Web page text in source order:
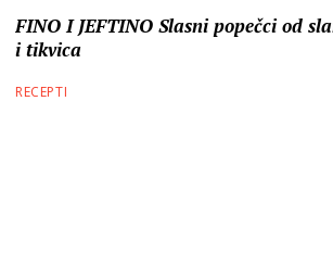
FINO I JEFTINO Slasni popečci od
i tikvica
RECEPTI